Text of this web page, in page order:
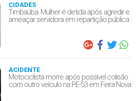
CIDADES
Timbaúba: Mulher é detida após agredir e
ameaçar servidora em repartição pública
ACIDENTE
Motociclista morre após possível colisão
com outro veículo na PE-53 em Feira Nova